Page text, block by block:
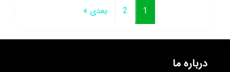
1
2 بعدی »
درباره ما